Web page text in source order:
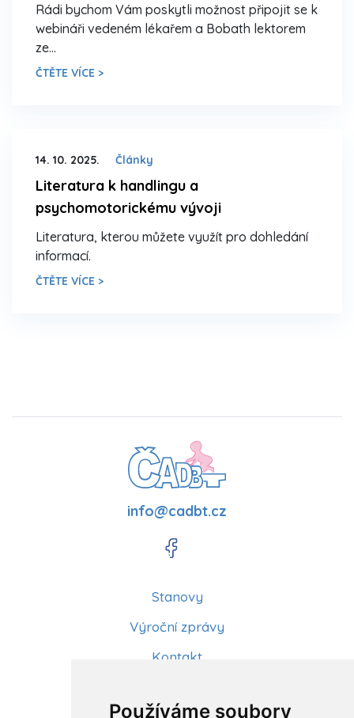
Používáme soubory
Rádi bychom Vám poskytli možnost připojit se k
webináři vedeném lékařem a Bobath lektorem
ze…
ČTĚTE VÍCE >
14. 10. 2025. Články
Literatura k handlingu a
psychomotorickému vývoji
Literatura, kterou můžete využít pro dohledání
informací.
ČTĚTE VÍCE >
info@cadbt.cz
Stanovy
Výroční zprávy
Kontakt